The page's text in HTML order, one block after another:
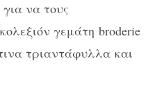
να τους
γεμάτη broderie
τριαντάφυλλα και